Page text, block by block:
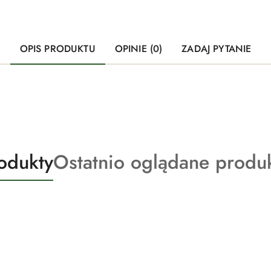
OPIS PRODUKTU OPINIE (0) ZADAJ PYTANIE
Produkty
o
Ostatnio oglądane